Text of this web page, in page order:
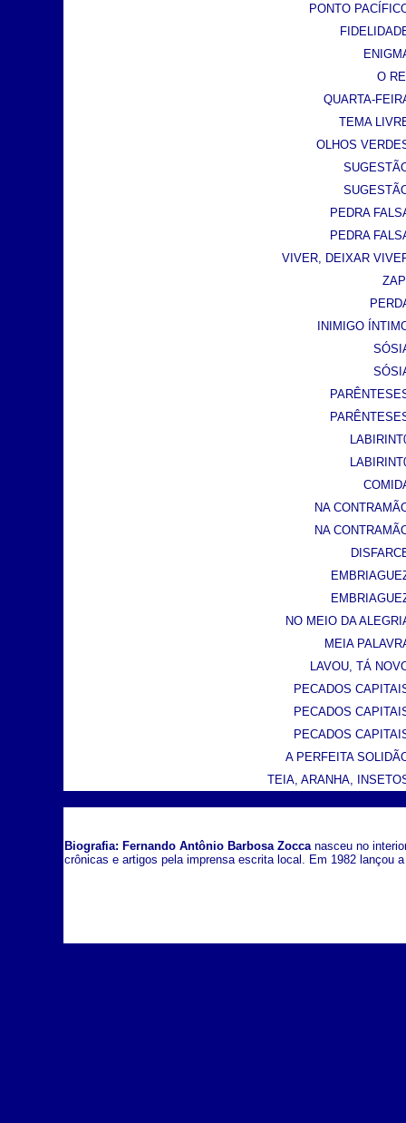
PONTO
O
QUARTA-
TEMA
OLHOS
PEDRA
PEDRA
VIVER, DEIXAR
INIMIGO
NA
NA
NO MEIO DA
MEIA
LAVOU, TÁ
PECADOS
PECADOS
PECADOS
A PERFEITA
TEIA, ARANHA,
Biografia: Fernando Antônio Barbosa Zoccanasceu no
crônicas e artigos pela imprensa escrita local. Em 1982 lançou